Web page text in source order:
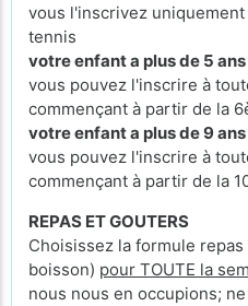
vous l'inscrivez
tennis
votre enfant a plus de 5 ans
vous pouvez l'inscrire à
commençant à partir de la
votre enfant a plus de 9 ans
vous pouvez l'inscrire à
commençant à partir de la
REPAS ET GOUTERS
Choisissez la formule
boisson) pour TOUTE la
nous nous en occupions;